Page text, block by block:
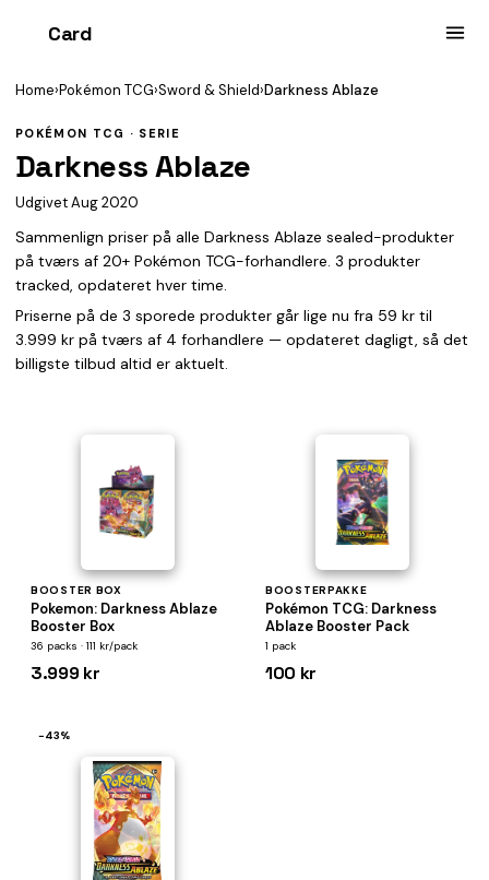
Card
Home›Pokémon TCG›Sword & Shield›Darkness Ablaze
POKÉMON TCG · SERIE
Darkness Ablaze
Udgivet Aug 2020
Sammenlign priser på alle Darkness Ablaze sealed-produkter
på tværs af 20+ Pokémon TCG-forhandlere. 3 produkter
tracked, opdateret hver time.
Priserne på de 3 sporede produkter går lige nu fra 59 kr til
3.999 kr på tværs af 4 forhandlere — opdateret dagligt, så det
billigste tilbud altid er aktuelt.
BOOSTER BOX
Pokemon: Darkness Ablaze
Booster Box
36 packs · 111 kr/pack
3.999 kr
BOOSTERPAKKE
Pokémon TCG: Darkness
Ablaze Booster Pack
1 pack
100 kr
−43%